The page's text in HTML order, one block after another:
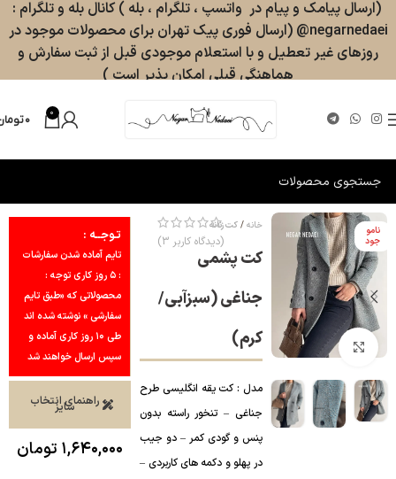
0 ۰
نامو
جود
بزرگنمایی تصویر
خانه کت زنانه
کت پشمی
جناغی (سبزآبی/
کرم)
(دیدگاه کاربر 3
)
مدل : کت یقه انگلیسی طرح
جناغی – تنخور راسته بدون
پنس و گودی کمر – دو جیب
در پهلو و دکمه های کاربردی –
تـوجــه :
تایم آماده شدن سفارشات
: ۵ روز کاری توجه :
محصولاتی که «طبق تایم
سفارشی » نوشته شده اند
طی ۱۰ روز کاری آماده و
سپس ارسال خواهند شد
راهنمای انتخاب
سایز
۱,۶۴۰,۰۰۰ تومان
(ارسال پیامک و پیام در واتسپ ، تلگرام ، بله ) کانال بله و تلگرام :
negarnedaei@ (ارسال فوری پیک تهران برای محصولات موجود در
روزهای غیر تعطیل و با استعلام موجودی قبل از ثبت سفارش و
هماهنگی قبلی امکان پذیر است )